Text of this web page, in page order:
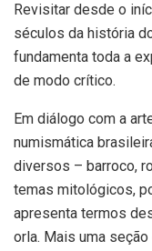
Revisitar desde o
séculos da história
fundamenta toda a
de modo crítico.
Em diálogo com a
numismática
diversos – barroco,
temas mitológicos,
apresenta termos
orla. Mais uma